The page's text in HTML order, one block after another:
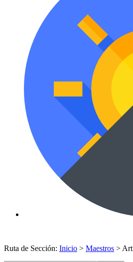
Ruta de Sección: Inicio > Maestros >